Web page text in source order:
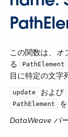
この関数は、​ オ
る ​
PathElement
目に特定の文字
update ​ および ​
PathElement
DataWeave バ